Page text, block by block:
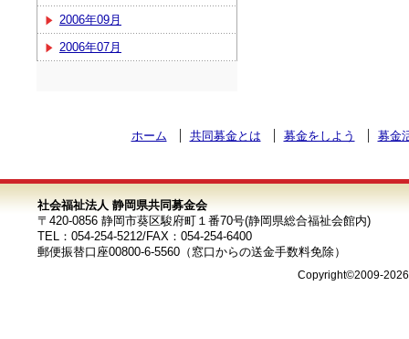
2006年09月
2006年07月
ホーム 共同募金とは 募金をしよう 募金
社会福祉法人 静岡県共同募金会
〒420-0856 静岡市葵区駿府町１番70号(静岡県総合福祉会館内)
TEL：054-254-5212/FAX：054-254-6400
郵便振替口座00800-6-5560（窓口からの送金手数料免除）
Copyright©2009-